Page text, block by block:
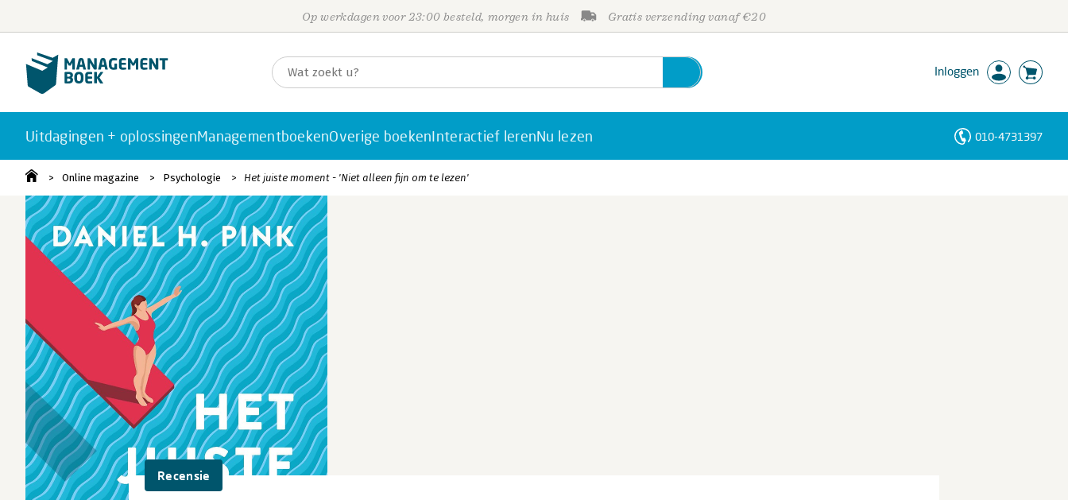
Op werkdagen voor 23:00 besteld, morgen in huis Gratis verzending vanaf €20
Inloggen
Uitdagingen + oplossingenManagementboekenOverige boekenInteractief lerenNu lezen 010-4731397
Online magazine Psychologie Het juiste moment - 'Niet alleen fijn om te lezen'
Recensie
Personen